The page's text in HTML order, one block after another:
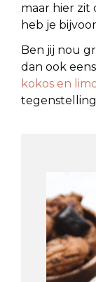
maar hier zit
heb je
Ben jij nou
dan ook
kokos en